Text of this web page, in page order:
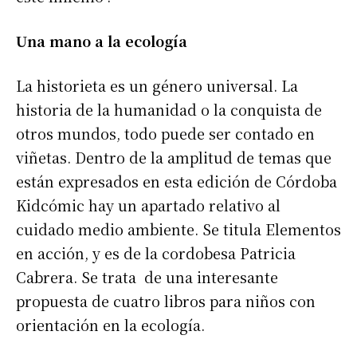
Una mano a la ecología
La historieta es un género universal. La
historia de la humanidad o la conquista de
otros mundos, todo puede ser contado en
viñetas. Dentro de la amplitud de temas que
están expresados en esta edición de Córdoba
Kidcómic hay un apartado relativo al
cuidado medio ambiente. Se titula Elementos
en acción, y es de la cordobesa Patricia
Cabrera. Se trata de una interesante
propuesta de cuatro libros para niños con
orientación en la ecología.